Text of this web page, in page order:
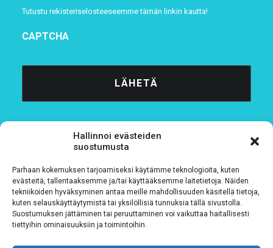
Hallinnoi evästeiden
suostumusta
Parhaan kokemuksen tarjoamiseksi käytämme teknologioita, kuten
evästeitä, tallentaaksemme ja/tai käyttääksemme laitetietoja. Näiden
tekniikoiden hyväksyminen antaa meille mahdollisuuden käsitellä tietoja,
kuten selauskäyttäytymistä tai yksilöllisiä tunnuksia tällä sivustolla.
Suostumuksen jättäminen tai peruuttaminen voi vaikuttaa haitallisesti
tiettyihin ominaisuuksiin ja toimintoihin.
Tutustu rekisteriselosteeseemmetämän linkin kautta!
CAPTCHA
Tietosuojaseloste
Verkkolaskutustiedot